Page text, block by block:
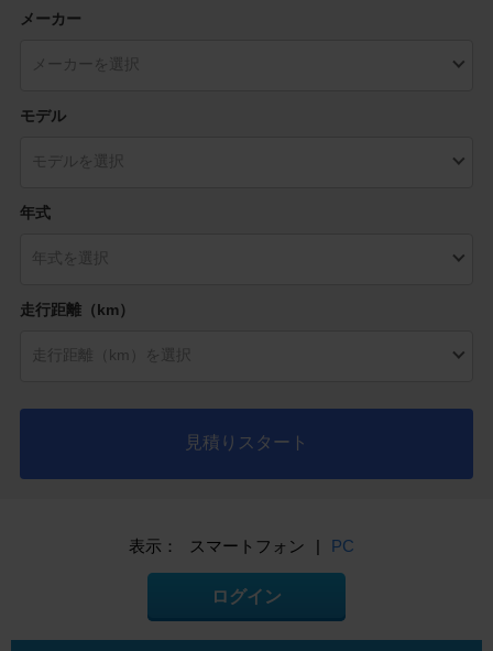
メーカー
モデル
年式
走行距離（km）
見積りスタート
表示： スマートフォン | PC
ログイン